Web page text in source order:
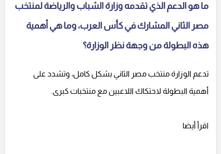
ما هو الدعم الذي تقدمه وزارة الشباب والرياضة لمنتخب
مصر الثاني المشارك في كأس العرب، وما هي أهمية
هذه البطولة من وجهة نظر الوزارة؟
تدعم الوزارة منتخب مصر الثاني بشكل كامل، وتشدد على
أهمية البطولة لاحتكاك اللاعبين مع منتخبات كبرى.
اقرأ أيضا